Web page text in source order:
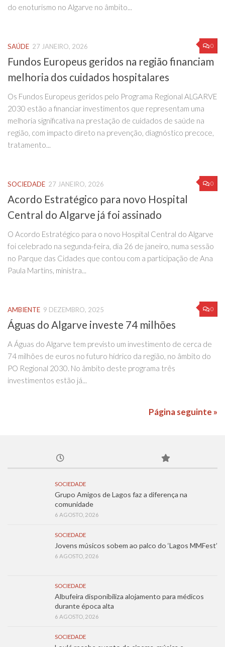
do enoturismo no Algarve no âmbito...
0
SAÚDE 27 JANEIRO, 2026
Fundos Europeus geridos na região financiam
melhoria dos cuidados hospitalares
Os Fundos Europeus geridos pelo Programa Regional ALGARVE
2030 estão a financiar investimentos que representam uma
melhoria significativa na prestação de cuidados de saúde na
região, com impacto direto na prevenção, diagnóstico precoce,
tratamento...
0
SOCIEDADE 27 JANEIRO, 2026
Acordo Estratégico para novo Hospital
Central do Algarve já foi assinado
O Acordo Estratégico para o novo Hospital Central do Algarve
foi celebrado na segunda-feira, dia 26 de janeiro, numa sessão
no Parque das Cidades que contou com a participação de Ana
Paula Martins, ministra...
0
AMBIENTE 9 DEZEMBRO, 2025
Águas do Algarve investe 74 milhões
A Águas do Algarve tem previsto um investimento de cerca de
74 milhões de euros no futuro hídrico da região, no âmbito do
PO Regional 2030. No âmbito deste programa três
investimentos estão já...
Página seguinte »
SOCIEDADE
Grupo Amigos de Lagos faz a diferença na
comunidade
6 AGOSTO, 2026
SOCIEDADE
Jovens músicos sobem ao palco do ‘Lagos MMFest’
6 AGOSTO, 2026
SOCIEDADE
Albufeira disponibiliza alojamento para médicos
durante época alta
6 AGOSTO, 2026
SOCIEDADE